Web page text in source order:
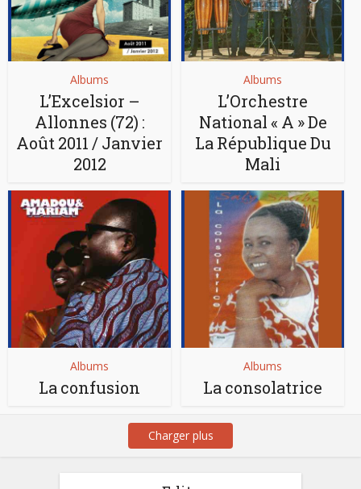
Albums
L’Excelsior –
Allonnes (72) :
Août 2011​ / ​Janvier
2012
Albums
L’Orchestre
National « A » De
La République Du
Mali
Albums
La confusion
Albums
La consolatrice
Charger plus